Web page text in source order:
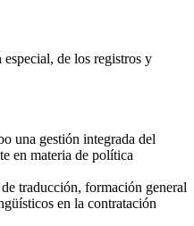
de los registros y
una gestión integrada del
en materia de política
traducción, formación general
en la contratación